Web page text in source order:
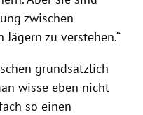
zwischen
zu verstehen.“
grundsätzlich
wisse eben nicht
so einen